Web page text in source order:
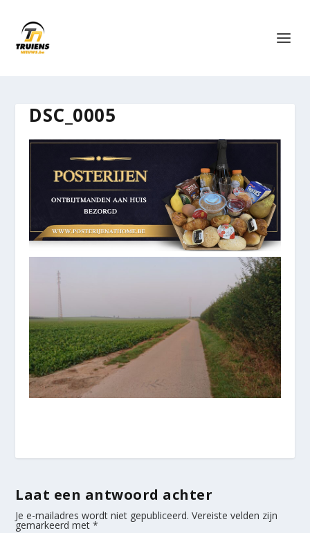
DSC_0005
Laat een antwoord achter
Je e-mailadres wordt niet gepubliceerd. Vereiste velden zijn
gemarkeerd met*